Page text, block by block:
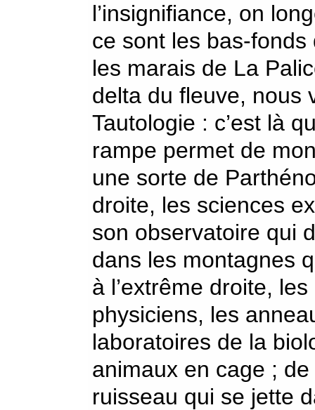
l’insignifiance, on
ce sont les bas-fonds
les marais de La
delta du fleuve, nous
Tautologie : c’est là
rampe permet de
une sorte de
droite, les sciences
son observatoire qui
dans les montagnes
à l’extrême droite,
physiciens, les
laboratoires de la
animaux en cage ;
ruisseau qui se jette